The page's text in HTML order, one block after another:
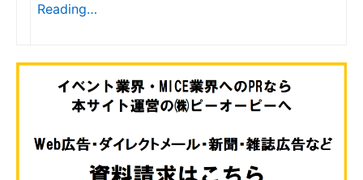
Reading…